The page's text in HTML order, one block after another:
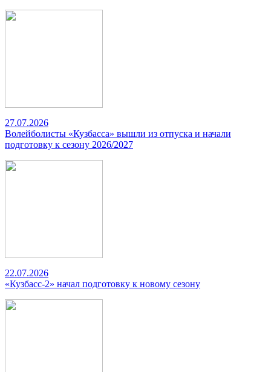
27.07.2026
Волейболисты «Кузбасса» вышли из отпуска и начали
подготовку к сезону 2026/2027
22.07.2026
«Кузбасс-2» начал подготовку к новому сезону